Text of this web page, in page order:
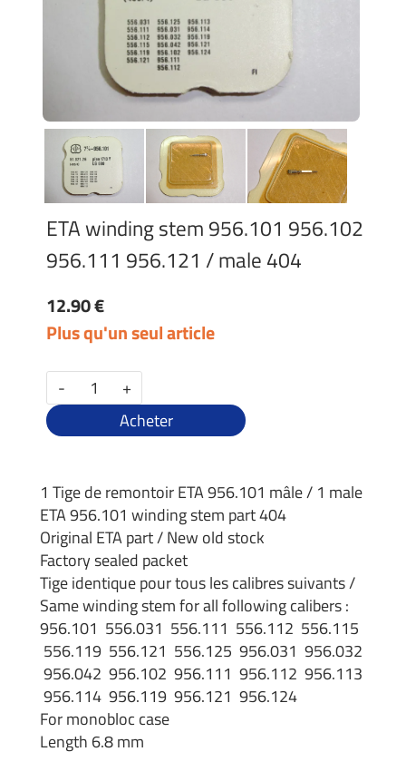
ETA winding stem 956.101 956.102
956.111 956.121 / male 404
12.90 €
Plus qu'un seul article
-
+
Acheter
1 Tige de remontoir ETA 956.101 mâle / 1 male
ETA 956.101 winding stem part 404
Original ETA part / New old stock
Factory sealed packet
Tige identique pour tous les calibres suivants /
Same winding stem for all following calibers :
956.101 556.031 556.111 556.112 556.115
556.119 556.121 556.125 956.031 956.032
956.042 956.102 956.111 956.112 956.113
956.114 956.119 956.121 956.124
For monobloc case
Length 6.8 mm